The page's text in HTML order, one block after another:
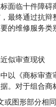
面临十件障碍
最终通过抗辩
的维修服务类
似审查现状
以《商标审查
。对于组合商
或图形部分相